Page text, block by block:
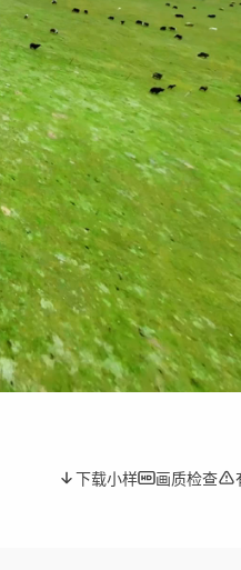
下载小样 画质检查